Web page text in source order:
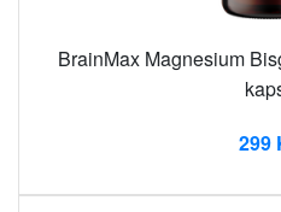
BrainMax Magnesium
299